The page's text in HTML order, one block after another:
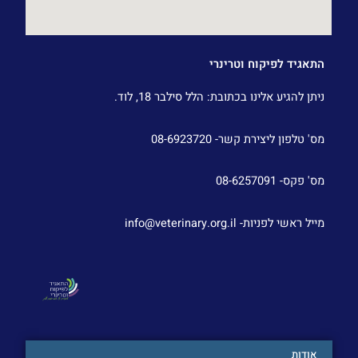
אודות
התאגיד לפיקוח וטרינרי
ניתן להגיע אלינו בכתובת: הלל סילבר 18, לוד.
מס' טלפון ליצירת קשר- 08-6923720
מס' פקס- 08-6257091
מייל ראשי לפניות- info@veterinary.org.il